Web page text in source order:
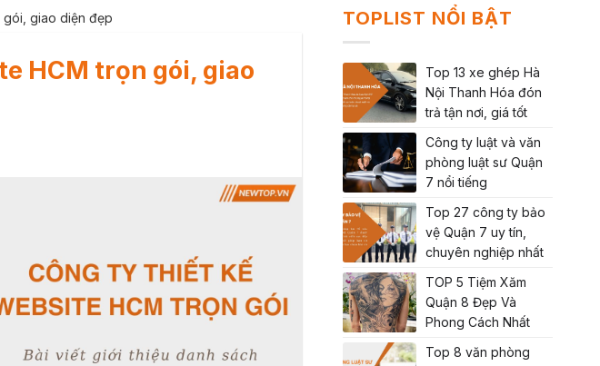
giao diện đẹp
HCM trọn gói, giao
TOPLIST NỔI BẬT
Top 13 xe ghép Hà
Nội Thanh Hóa đón
trả tận nơi, giá tốt
Công ty luật và văn
phòng luật sư Quận
7 nổi tiếng
Top 27 công ty bảo
vệ Quận 7 uy tín,
chuyên nghiệp nhất
TOP 5 Tiệm Xăm
Quận 8 Đẹp Và
Phong Cách Nhất
Top 8 văn phòng